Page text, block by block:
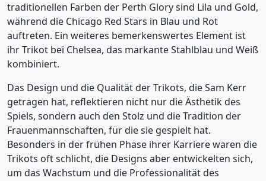
traditionellen Farben der Perth Glory sind Lila und Gold,
während die Chicago Red Stars in Blau und Rot
auftreten. Ein weiteres bemerkenswertes Element ist
ihr Trikot bei Chelsea, das markante Stahlblau und Weiß
kombiniert.
Das Design und die Qualität der Trikots, die Sam Kerr
getragen hat, reflektieren nicht nur die Ästhetik des
Spiels, sondern auch den Stolz und die Tradition der
Frauenmannschaften, für die sie gespielt hat.
Besonders in der frühen Phase ihrer Karriere waren die
Trikots oft schlicht, die Designs aber entwickelten sich,
um das Wachstum und die Professionalität des